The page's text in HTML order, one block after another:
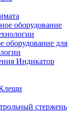
оборудование для
Индикатор
стержень